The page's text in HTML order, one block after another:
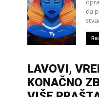
da
LAVOVI,
KONAČNO